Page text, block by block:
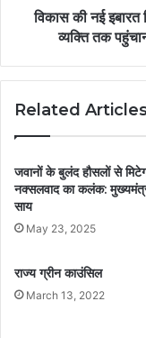
विकास की नई
व्यक्ति तक
Related
जवानों के बुलंद हौसलों से
नक्सलवाद का कलंक:
साय
May 23, 2025
राज्य ग्रीन काउंसिल
March 13, 2022